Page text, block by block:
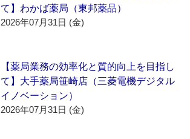
て】わかば薬局（東邦薬品）
2026年07月31日 (金)
【薬局業務の効率化と質的向上を目指し
て】大手薬局笹崎店（三菱電機デジタル
イノベーション）
2026年07月31日 (金)